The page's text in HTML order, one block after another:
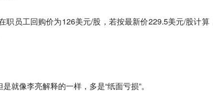
职员工回购价为126美元/股，若按最新价229.5美元/股计算
就像李亮解释的一样，多是“纸面亏损”。